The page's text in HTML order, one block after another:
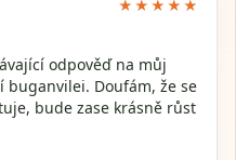
★★★★★
odpověď na můj
Doufám, že se
bude zase krásně růst